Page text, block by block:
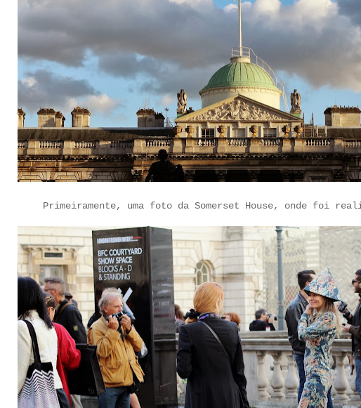
Primeiramente, uma foto da Somerset House, onde foi